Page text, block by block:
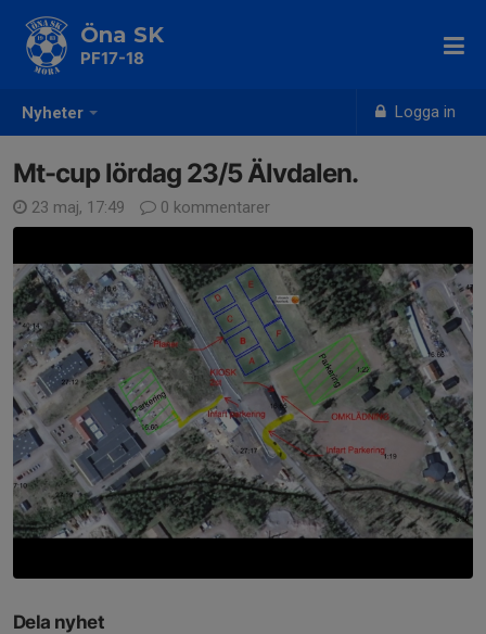
Nyheter Logga in
Öna SK
PF17-18
Mt-cup lördag 23/5 Älvdalen.
23 maj, 17:49 0 kommentarer
Dela nyhet